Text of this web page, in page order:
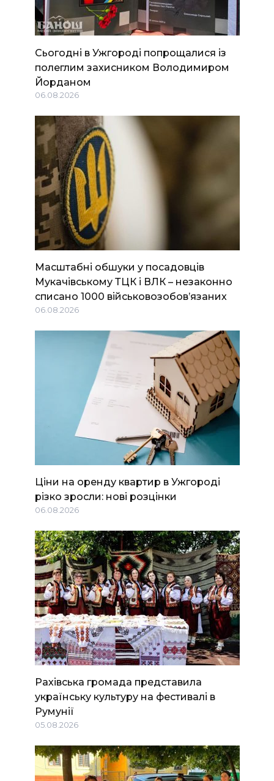
Сьогодні в Ужгороді попрощалися із
полеглим захисником Володимиром
Йорданом
06.08.2026
Масштабні обшуки у посадовців
Мукачівському ТЦК і ВЛК – незаконно
списано 1000 військовозобов’язаних
06.08.2026
Ціни на оренду квартир в Ужгороді
різко зросли: нові розцінки
06.08.2026
Рахівська громада представила
українську культуру на фестивалі в
Румунії
05.08.2026